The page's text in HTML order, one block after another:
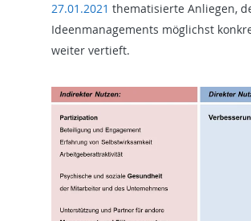
27.01.2021 thematisierte Anliegen,
Ideenmanagements möglichst
weiter vertieft.